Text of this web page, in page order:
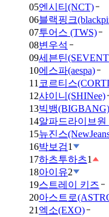
05엔시티(NCT)
06블랙핑크
07투어스 (TWS)
08변우석
09세븐틴
10에스파(aespa)
11 코르티스
12샤이니(SHINee)
13빅뱅(BIGBANG)
14알파드라이브
15뉴진스
16박보검1
17하츠투하츠1
18아이유2
19스트레이 키즈
20아스트로
21 엑소(EXO)